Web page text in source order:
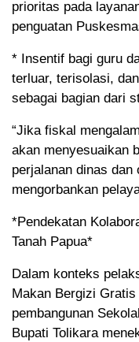
prioritas pada
penguatan
* Insentif bagi guru
terluar, terisolasi,
sebagai bagian dari
“Jika fiskal
akan menyesuaikan
perjalanan dinas
mengorbankan
*Pendekatan
Tanah Papua*
Dalam konteks
Makan Bergizi
pembangunan
Bupati Tolikara